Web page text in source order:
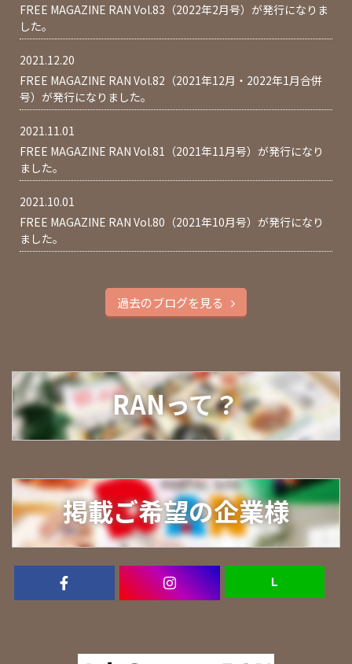
FREE MAGAZINE RAN Vol.83（2022年2月号）が発行になりま
した。
2021.12.20
FREE MAGAZINE RAN Vol.82（2021年12月・2022年1月合併
号）が発行になりました。
2021.11.01
FREE MAGAZINE RAN Vol.81（2021年11月号）が発行になり
ました。
2021.10.01
FREE MAGAZINE RAN Vol.80（2021年10月号）が発行になり
ました。
過去のブログを見る
RANって？
掲載ご希望の企業様
Ｌ